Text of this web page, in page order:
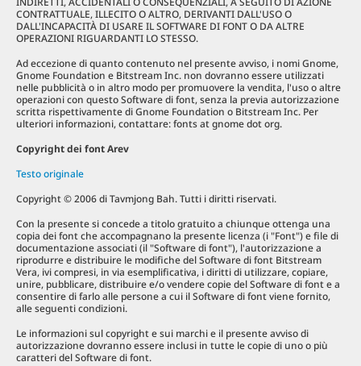
CONTRATTUALE, ILLECITO O ALTRO, DERIVANTI DALL'USO O
DALL'INCAPACITÀ DI USARE IL SOFTWARE DI FONT O DA ALTRE
OPERAZIONI RIGUARDANTI LO STESSO.
Ad eccezione di quanto contenuto nel presente avviso, i nomi Gnome,
Gnome Foundation e Bitstream Inc. non dovranno essere utilizzati
nelle pubblicità o in altro modo per promuovere la vendita, l'uso o altre
operazioni con questo Software di font, senza la previa autorizzazione
scritta rispettivamente di Gnome Foundation o Bitstream Inc. Per
ulteriori informazioni, contattare: fonts at gnome dot org.
Copyright dei font Arev
Testo originale
Copyright © 2006 di Tavmjong Bah. Tutti i diritti riservati.
Con la presente si concede a titolo gratuito a chiunque ottenga una
copia dei font che accompagnano la presente licenza (i "Font") e file di
documentazione associati (il "Software di font"), l'autorizzazione a
riprodurre e distribuire le modifiche del Software di font Bitstream
Vera, ivi compresi, in via esemplificativa, i diritti di utilizzare, copiare,
unire, pubblicare, distribuire e/o vendere copie del Software di font e a
consentire di farlo alle persone a cui il Software di font viene fornito,
alle seguenti condizioni.
Le informazioni sul copyright e sui marchi e il presente avviso di
autorizzazione dovranno essere inclusi in tutte le copie di uno o più
caratteri del Software di font.